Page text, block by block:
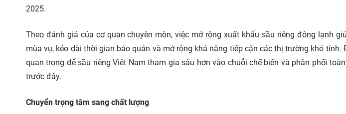
2025.
Theo đánh giá của cơ quan chuyên môn, việc mở rộng xuất khẩu sầu riêng đông lạnh
mùa vụ, kéo dài thời gian bảo quản và mở rộng khả năng tiếp cận các thị trường khó
quan trọng để sầu riêng Việt Nam tham gia sâu hơn vào chuỗi chế biến và phân phối
trước đây.
Chuyển trọng tâm sang chất lượng